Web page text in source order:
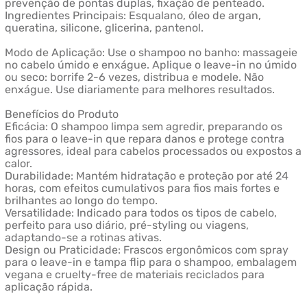
prevenção de pontas duplas, fixação de penteado.
Ingredientes Principais: Esqualano, óleo de argan,
queratina, silicone, glicerina, pantenol.
Modo de Aplicação: Use o shampoo no banho: massageie
no cabelo úmido e enxágue. Aplique o leave-in no úmido
ou seco: borrife 2-6 vezes, distribua e modele. Não
enxágue. Use diariamente para melhores resultados.
Benefícios do Produto
Eficácia: O shampoo limpa sem agredir, preparando os
fios para o leave-in que repara danos e protege contra
agressores, ideal para cabelos processados ou expostos a
calor.
Durabilidade: Mantém hidratação e proteção por até 24
horas, com efeitos cumulativos para fios mais fortes e
brilhantes ao longo do tempo.
Versatilidade: Indicado para todos os tipos de cabelo,
perfeito para uso diário, pré-styling ou viagens,
adaptando-se a rotinas ativas.
Design ou Praticidade: Frascos ergonômicos com spray
para o leave-in e tampa flip para o shampoo, embalagem
vegana e cruelty-free de materiais reciclados para
aplicação rápida.